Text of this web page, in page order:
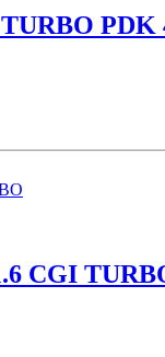
PDK
CGI